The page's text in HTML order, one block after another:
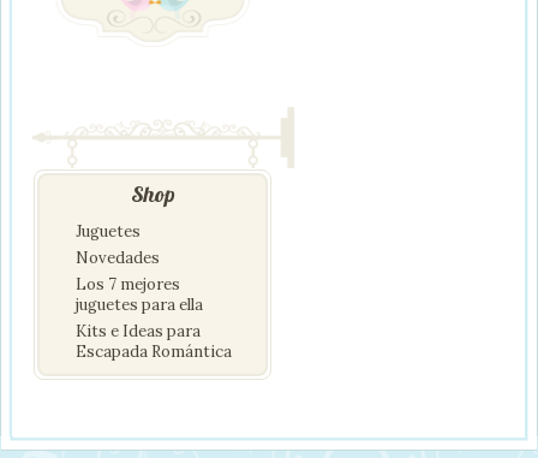
Shop
Juguetes
Novedades
Los 7 mejores
juguetes para ella
Kits e Ideas para
Escapada Romántica